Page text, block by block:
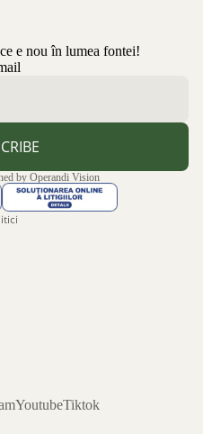
e nou în lumea fontei!
by Operandi Vision
YoutubeTiktok